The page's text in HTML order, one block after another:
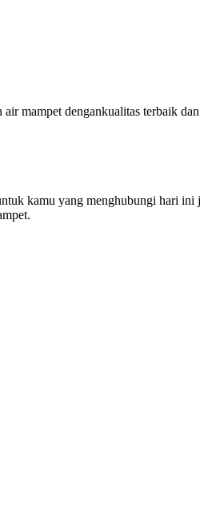
mampet dengankualitas terbaik
kamu yang menghubungi hari